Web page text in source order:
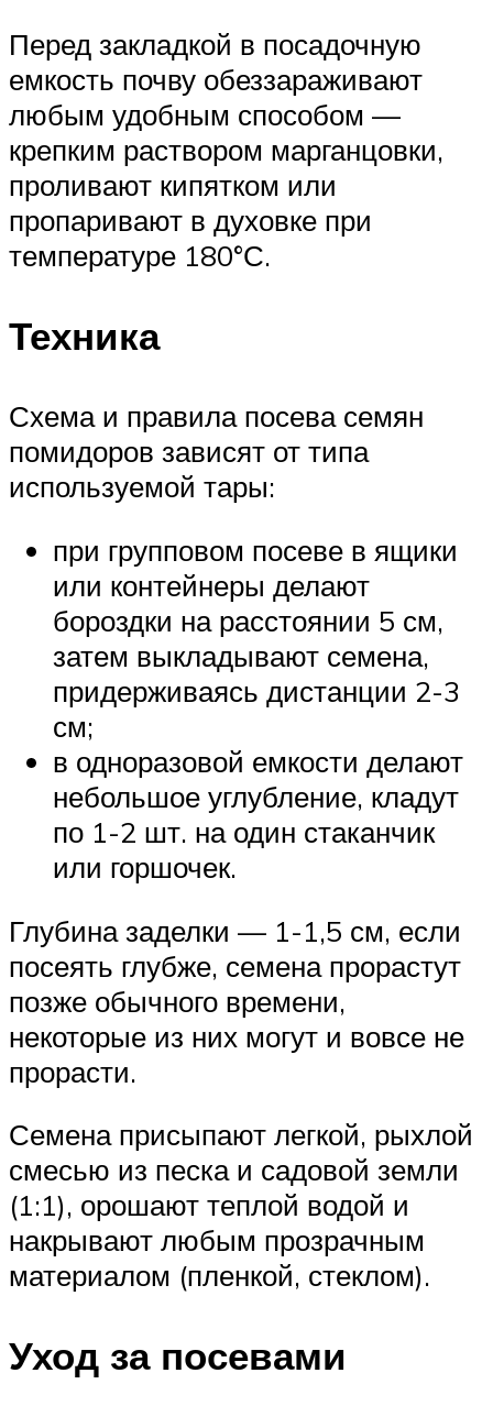
Перед закладкой в посадочную
емкость почву обеззараживают
любым удобным способом —
крепким раствором марганцовки,
проливают кипятком или
пропаривают в духовке при
температуре 180°С.
Техника
Схема и правила посева семян
помидоров зависят от типа
используемой тары:
при групповом посеве в ящики
или контейнеры делают
бороздки на расстоянии 5 см,
затем выкладывают семена,
придерживаясь дистанции 2-3
см;
в одноразовой емкости делают
небольшое углубление, кладут
по 1-2 шт. на один стаканчик
или горшочек.
Глубина заделки — 1-1,5 см, если
посеять глубже, семена прорастут
позже обычного времени,
некоторые из них могут и вовсе не
прорасти.
Семена присыпают легкой, рыхлой
смесью из песка и садовой земли
(1:1), орошают теплой водой и
накрывают любым прозрачным
материалом (пленкой, стеклом).
Уход за посевами